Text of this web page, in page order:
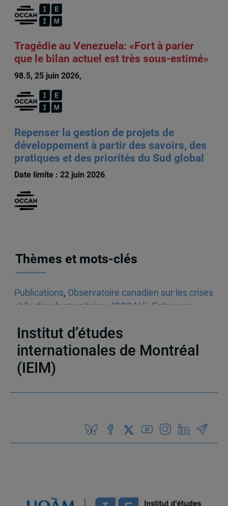
Tragédie au Venezuela: «Fort à parier
que le bilan actuel est très sous-estimé»
98.5, 25 juin 2026,
Repenser la gestion de projets de
développement à partir des savoirs, des
pratiques et des priorités du Sud global
Date limite : 22 juin 2026
Thèmes et mots-clés
Publications, Observatoire canadien sur les crises
et l’action humanitaires (OCCAH) Entrevues
Institut d’études
internationales de Montréal
(IEIM)